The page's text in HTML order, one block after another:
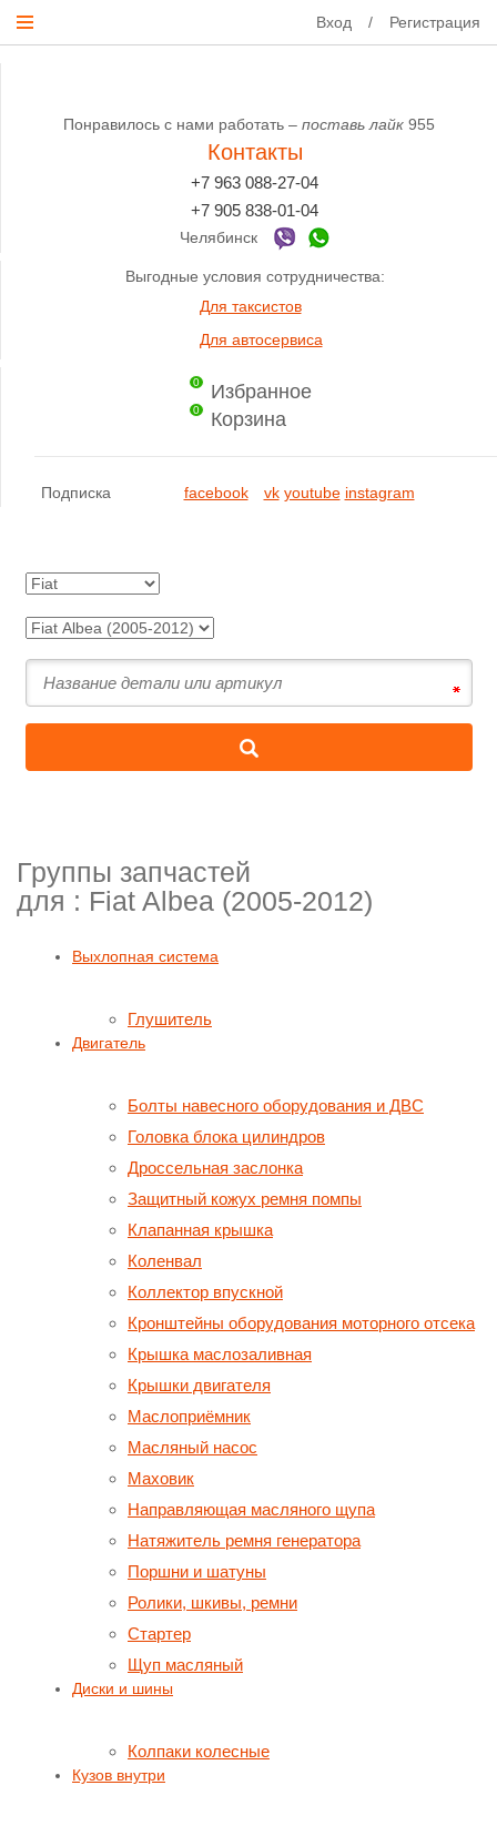
Вход / Регистрация
Понравилось с нами работать – поставь лайк 955
Контакты
+7 963 088-27-04
+7 905 838-01-04
Челябинск
Выгодные условия сотрудничества:
Для таксистов
Для автосервиса
0 Избранное
0 Корзина
Подписка facebook vk youtube instagram
Группы запчастей
для : Fiat Albea (2005-2012)
Выхлопная система
Глушитель
Двигатель
Болты навесного оборудования и ДВС
Головка блока цилиндров
Дроссельная заслонка
Защитный кожух ремня помпы
Клапанная крышка
Коленвал
Коллектор впускной
Кронштейны оборудования моторного отсека
Крышка маслозаливная
Крышки двигателя
Маслоприёмник
Масляный насос
Маховик
Направляющая масляного щупа
Натяжитель ремня генератора
Поршни и шатуны
Ролики, шкивы, ремни
Стартер
Щуп масляный
Диски и шины
Колпаки колесные
Кузов внутри